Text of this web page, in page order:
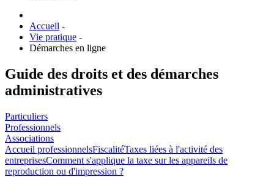
Accueil -
Vie pratique -
Démarches en ligne
Guide des droits et des démarches
administratives
Particuliers
Professionnels
Associations
Accueil professionnelsFiscalitéTaxes liées à l'activité des
entreprisesComment s'applique la taxe sur les appareils de
reproduction ou d'impression ?